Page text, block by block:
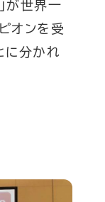
が世界一
オンを受
に分かれ